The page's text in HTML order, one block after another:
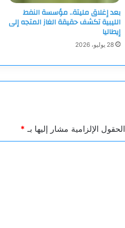
بعد إغلاق مليتة.. مؤسسة النفط
الليبية تكشف حقيقة الغاز المتجه إلى
إيطاليا
28 يوليو، 2026
الحقول الإلزامية مشار إليها بـ *